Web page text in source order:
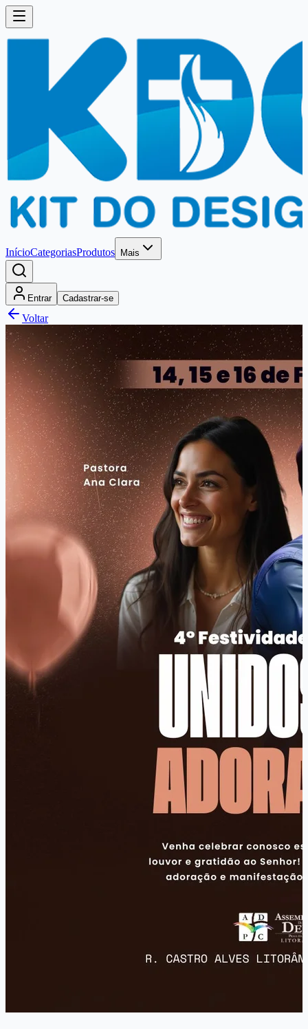
InícioCategoriasProdutos Mais
Entrar Cadastrar-se
Voltar